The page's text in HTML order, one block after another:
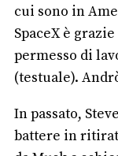
cui sono in
SpaceX è
permesso di
(testuale).
In passato,
battere in